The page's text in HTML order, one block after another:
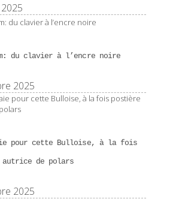
du clavier à l’encre noire
2025
pour cette Bulloise, à la fois
de polars
2025